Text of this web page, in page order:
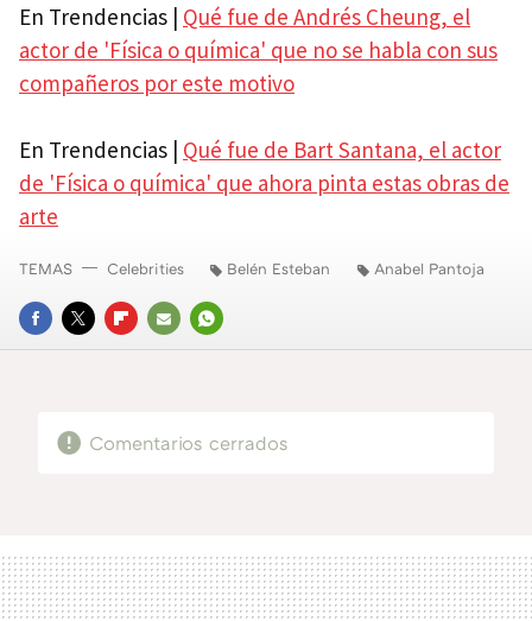
En Trendencias | Qué fue de Andrés Cheung, el
actor de 'Física o química' que no se habla con sus
compañeros por este motivo
En Trendencias | Qué fue de Bart Santana, el actor
de 'Física o química' que ahora pinta estas obras de
arte
FACEBOOK
TWITTERFLIPBOARD
E-
WHATSAPP
TEMAS Celebrities Belén Esteban Anabel Pantoja
Comentarios cerrados